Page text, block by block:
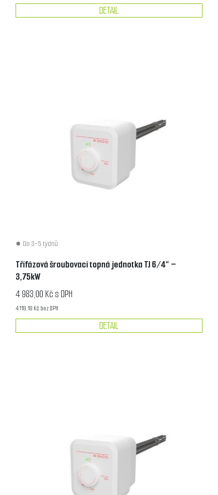
DETAIL
Do 3-5 týdnů
Třífázová šroubovací topná jednotka TJ 6/4“ –
3,75kW
4 983,00 Kč s DPH
4 118,18 Kč bez DPH
DETAIL